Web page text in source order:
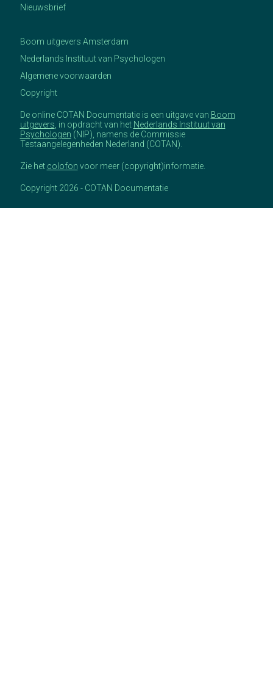
Nieuwsbrief
Boom uitgevers Amsterdam
Nederlands Instituut van Psychologen
Algemene voorwaarden
Copyright
De online COTAN Documentatie is een uitgave van Boom
uitgevers , in opdracht van het Nederlands Instituut van
Psychologen (NIP), namens de Commissie
Testaangelegenheden Nederland (COTAN).
Zie het colofon voor meer (copyright)informatie.
Copyright 2026 - COTAN Documentatie